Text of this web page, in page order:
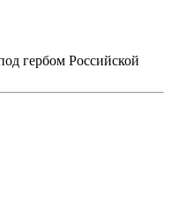
гербом Российской